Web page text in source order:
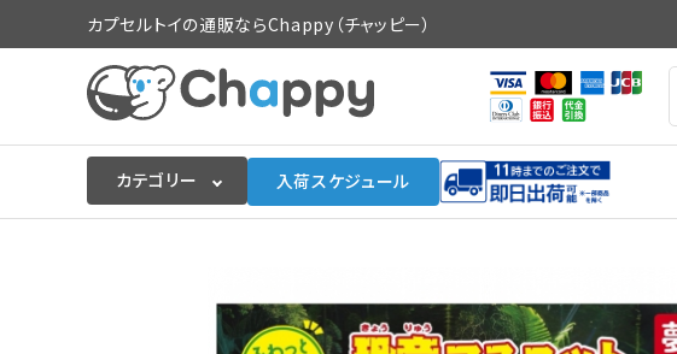
カプセルトイの通販ならChappy（チャッピー）
カテゴリー 入荷スケジュール
入荷スケジュールをチェック